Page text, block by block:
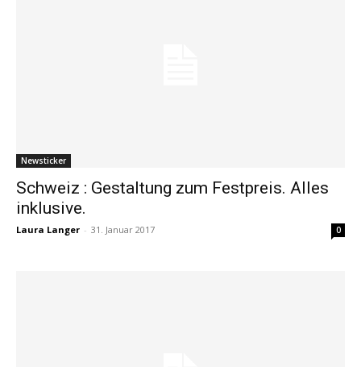
Newsticker
Schweiz : Gestaltung zum Festpreis. Alles
inklusive.
Laura Langer - 31. Januar 2017 0